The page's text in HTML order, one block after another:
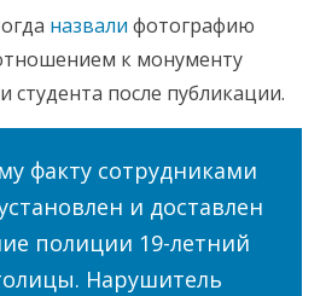
назвали фотографию
к монументу
студента после публикации.
факту сотрудниками
и доставлен
полиции 19-летний
Нарушитель